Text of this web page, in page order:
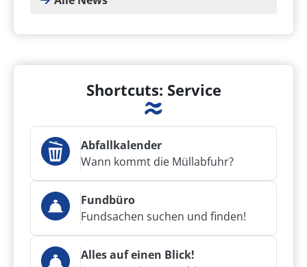
Shortcuts: Service
Abfallkalender
Wann kommt die Müllabfuhr?
Fundbüro
Fundsachen suchen und finden!
Alles auf einen Blick!